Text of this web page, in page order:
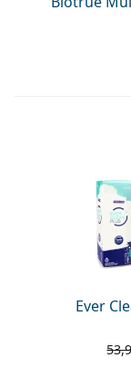
Ever